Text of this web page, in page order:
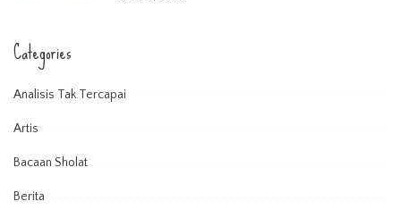
Categories
Analisis Tak Tercapai
Artis
Bacaan Sholat
Berita